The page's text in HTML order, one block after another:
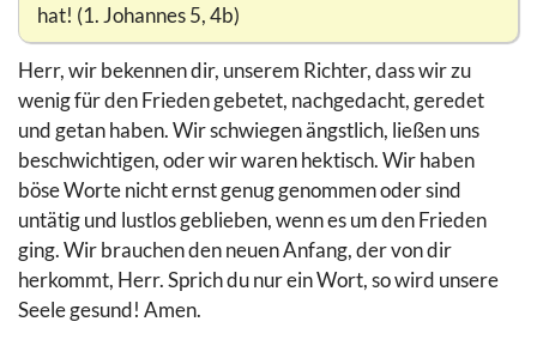
hat! (1. Johannes 5, 4b)
Herr, wir bekennen dir, unserem Richter, dass wir zu
wenig für den Frieden gebetet, nachgedacht, geredet
und getan haben. Wir schwiegen ängstlich, ließen uns
beschwichtigen, oder wir waren hektisch. Wir haben
böse Worte nicht ernst genug genommen oder sind
untätig und lustlos geblieben, wenn es um den Frieden
ging. Wir brauchen den neuen Anfang, der von dir
herkommt, Herr. Sprich du nur ein Wort, so wird unsere
Seele gesund! Amen.